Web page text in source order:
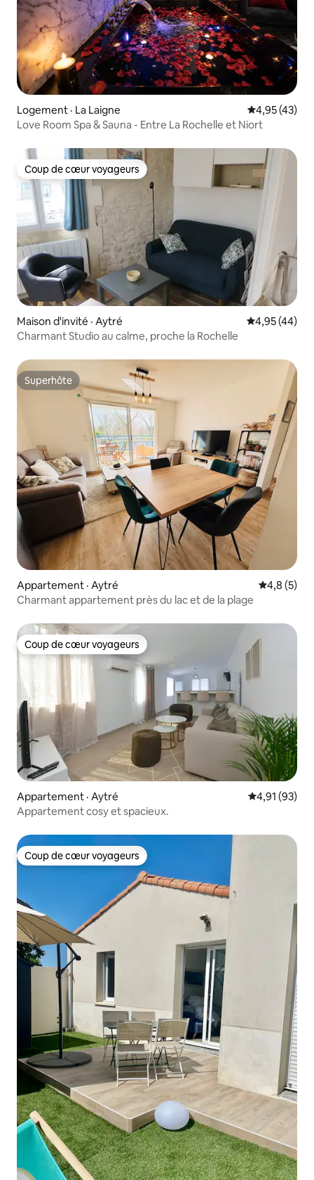
Logement · La Laigne Note
4,95 (43)
Love Room Spa & Sauna - Entre La Rochelle et Niort
Coup de cœur voyageurs
Coup de cœur voyageurs
Maison d'invité · Aytré Note
4,95 (44)
Charmant Studio au calme, proche la Rochelle
Superhôte
Superhôte
Appartement · Aytré Note
4,8 (5)
Charmant appartement près du lac et de la plage
Coup de cœur voyageurs
Coup de cœur voyageurs
Appartement · Aytré Note
4,91 (93)
Appartement cosy et spacieux.
Coup de cœur voyageurs
Coup de cœur voyageurs